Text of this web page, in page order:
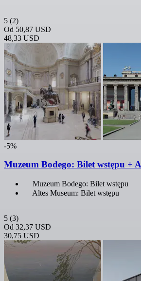
5 (2)
Od 50,87 USD
48,33 USD
-5%
Muzeum Bodego: Bilet wstępu +
Muzeum Bodego: Bilet wstępu
Altes Museum: Bilet wstępu
5 (3)
Od 32,37 USD
30,75 USD